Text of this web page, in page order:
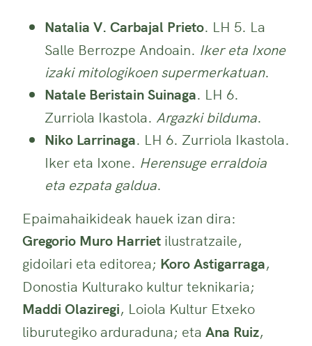
Natalia V. Carbajal Prieto. LH 5. La
Salle Berrozpe Andoain. Iker eta Ixone
izaki mitologikoen supermerkatuan.
Natale Beristain Suinaga. LH 6.
Zurriola Ikastola. Argazki bilduma.
Niko Larrinaga. LH 6. Zurriola Ikastola.
Iker eta Ixone. Herensuge erraldoia
eta ezpata galdua.
Epaimahaikideak hauek izan dira:
Gregorio Muro Harriet ilustratzaile,
gidoilari eta editorea; Koro Astigarraga,
Donostia Kulturako kultur teknikaria;
Maddi Olaziregi, Loiola Kultur Etxeko
liburutegiko arduraduna; eta Ana Ruiz,